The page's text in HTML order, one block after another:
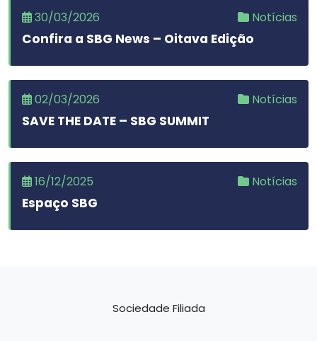
30/03/2026 Notícias
Confira a SBG News – Oitava Edição
02/03/2026 Notícias
SAVE THE DATE – SBG SUMMIT
16/12/2025 Notícias
Espaço SBG
Sociedade Filiada